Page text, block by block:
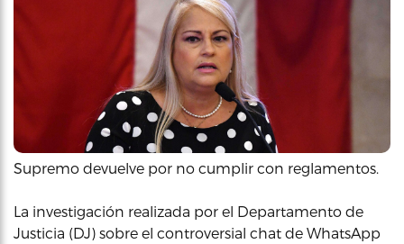
Supremo devuelve por no cumplir con reglamentos.
La investigación realizada por el Departamento de
Justicia (DJ) sobre el controversial chat de WhatsApp